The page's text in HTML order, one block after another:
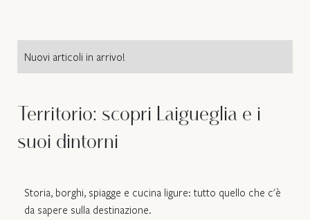
Nuovi articoli in arrivo!
Territorio: scopri Laigueglia e i
suoi dintorni
Storia, borghi, spiagge e cucina ligure: tutto quello che c'è
da sapere sulla destinazione.